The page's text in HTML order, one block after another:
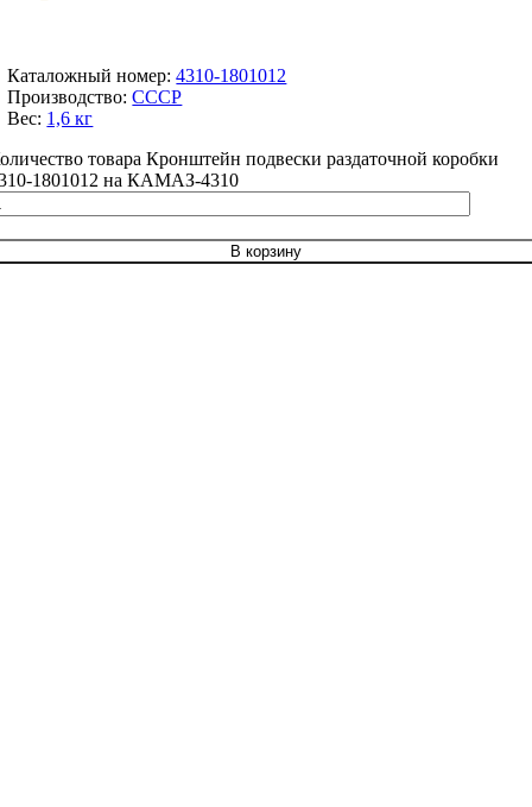
Каталожный номер:4310-1801012
Производство:СССР
Вес: 1,6 кг
товара Кронштейн подвески раздаточной коробки
1801012 на КАМАЗ-4310
В корзину